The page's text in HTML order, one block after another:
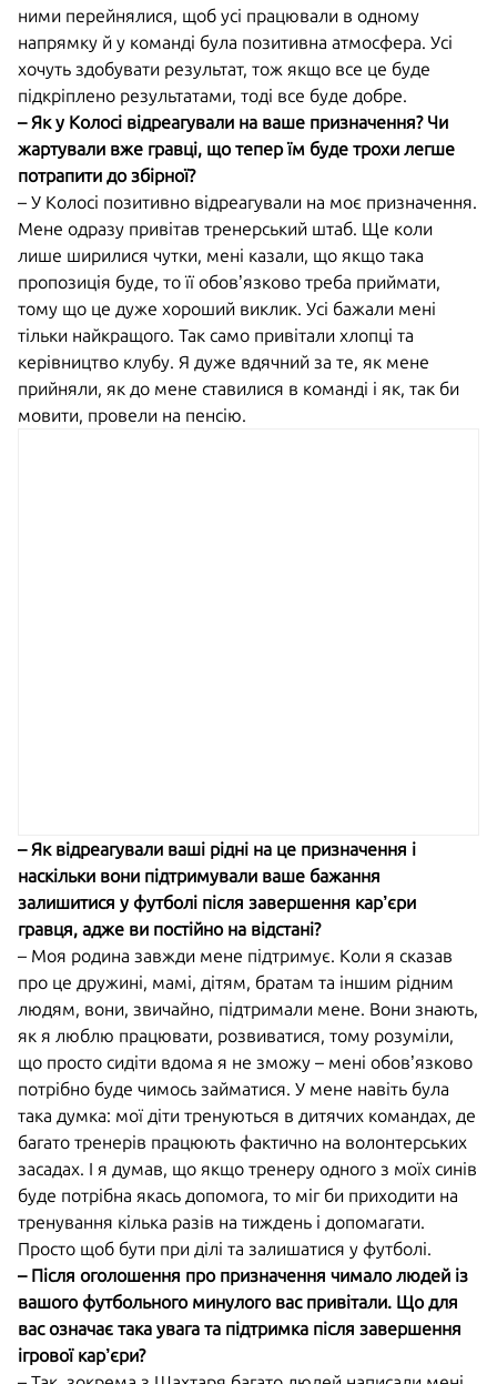
ними перейнялися, щоб усі працювали в одному
напрямку й у команді була позитивна атмосфера. Усі
хочуть здобувати результат, тож якщо все це буде
підкріплено результатами, тоді все буде добре.
– Як у Колосі відреагували на ваше призначення? Чи
жартували вже гравці, що тепер їм буде трохи легше
потрапити до збірної?
– У Колосі позитивно відреагували на моє призначення.
Мене одразу привітав тренерський штаб. Ще коли
лише ширилися чутки, мені казали, що якщо така
пропозиція буде, то її обов’язково треба приймати,
тому що це дуже хороший виклик. Усі бажали мені
тільки найкращого. Так само привітали хлопці та
керівництво клубу. Я дуже вдячний за те, як мене
прийняли, як до мене ставилися в команді і як, так би
мовити, провели на пенсію.
– Як відреагували ваші рідні на це призначення і
наскільки вони підтримували ваше бажання
залишитися у футболі після завершення кар’єри
гравця, адже ви постійно на відстані?
– Моя родина завжди мене підтримує. Коли я сказав
про це дружині, мамі, дітям, братам та іншим рідним
людям, вони, звичайно, підтримали мене. Вони знають,
як я люблю працювати, розвиватися, тому розуміли,
що просто сидіти вдома я не зможу – мені обов’язково
потрібно буде чимось займатися. У мене навіть була
така думка: мої діти тренуються в дитячих командах, де
багато тренерів працюють фактично на волонтерських
засадах. І я думав, що якщо тренеру одного з моїх синів
буде потрібна якась допомога, то міг би приходити на
тренування кілька разів на тиждень і допомагати.
Просто щоб бути при ділі та залишатися у футболі.
– Після оголошення про призначення чимало людей із
вашого футбольного минулого вас привітали. Що для
вас означає така увага та підтримка після завершення
ігрової кар’єри?